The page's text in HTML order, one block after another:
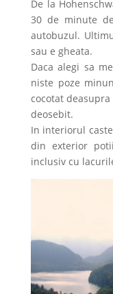
De la
30 de minute
autobuzul.
sau e gheata.
Daca alegi sa
niste poze
cocotat
deosebit.
In interiorul
din exterior
inclusiv cu